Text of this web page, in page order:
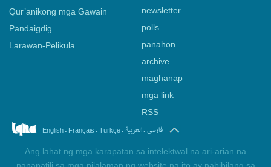
Qur’anikong mga Gawain
Pandaigdig
Larawan-Pelikula
newsletter
polls
panahon
archive
maghanap
mga link
RSS
English. Français . Türkçe. العربیة.فارسی
Ang lahat ng mga karapatan sa intelektwal na ari-arian na
nananatili sa mga nilalaman ng website na ito ay nabibilang sa